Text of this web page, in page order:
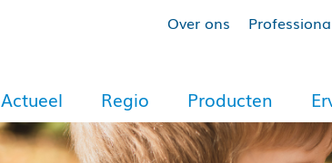
Over ons
Actueel Regio Producten